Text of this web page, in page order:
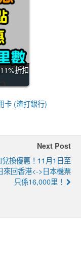
折扣
卡 (渣打銀行)
Next Post
換優惠！11月1日至
來回香港<->日本機票
只係16,000里！